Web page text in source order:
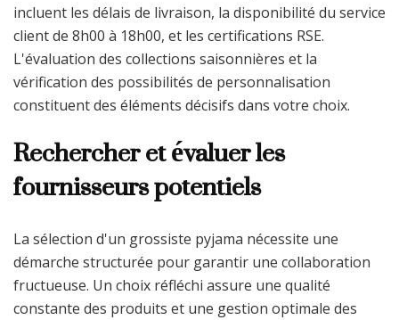
incluent les délais de livraison, la disponibilité du service
client de 8h00 à 18h00, et les certifications RSE.
L'évaluation des collections saisonnières et la
vérification des possibilités de personnalisation
constituent des éléments décisifs dans votre choix.
Rechercher et évaluer les
fournisseurs potentiels
La sélection d'un grossiste pyjama nécessite une
démarche structurée pour garantir une collaboration
fructueuse. Un choix réfléchi assure une qualité
constante des produits et une gestion optimale des